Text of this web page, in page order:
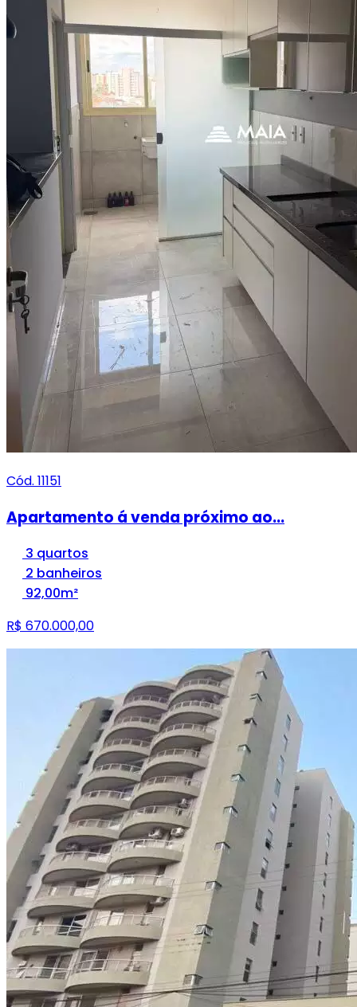
Cód. 11151
Apartamento á venda próximo ao...
3 quartos
2 banheiros
92,00m²
R$ 670.000,00